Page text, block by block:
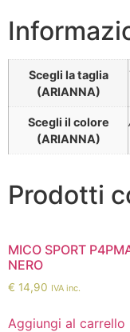
Scegli la taglia
(ARIANNA)
Scegli il colore
(ARIANNA)
Prodotti
MICO SPORT
NERO
€ 14,90 IVA inc.
Aggiungi al carrello